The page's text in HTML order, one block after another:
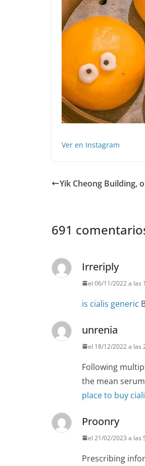
Ver en Instagram
Yik Cheong Building,
691
Irreriply
el 06/11/2022 a las
is cialis generic
unrenia
el 18/12/2022 a las
Following
the mean
place to buy
Proonry
el 21/02/2023 a las
Prescribing